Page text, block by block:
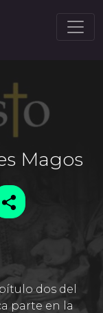
Magos
dos del
parte en la